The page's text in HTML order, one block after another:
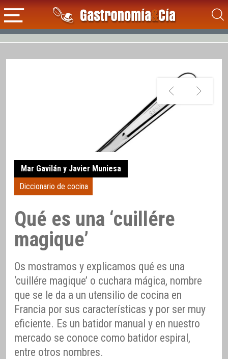
Mar Gavilán y Javier Muniesa
Diccionario de cocina
Qué es una ‘cuillére
magique’
Os mostramos y explicamos qué es una
‘cuillére magique’ o cuchara mágica, nombre
que se le da a un utensilio de cocina en
Francia por sus características y por ser muy
eficiente. Es un batidor manual y en nuestro
mercado se conoce como batidor espiral,
entre otros nombres.